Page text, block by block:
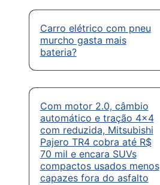
Carro elétrico com pneu
murcho gasta mais
bateria?
Com motor 2.0, câmbio
automático e tração 4×4
com reduzida, Mitsubishi
Pajero TR4 cobra até R$
70 mil e encara SUVs
compactos usados menos
capazes fora do asfalto